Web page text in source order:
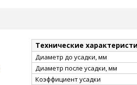
Технические
Диаметр до усадки, мм
Диаметр после усадки, мм
Коэффициент усадки